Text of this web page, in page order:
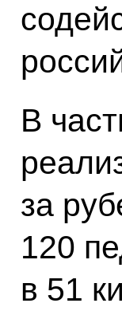
В
за
120
в 51